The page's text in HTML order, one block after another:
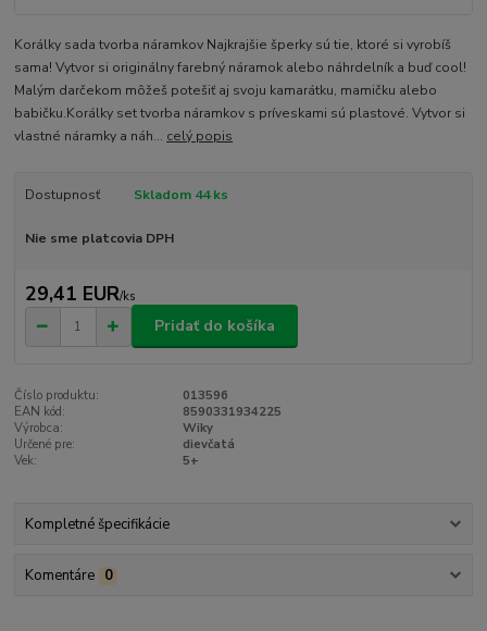
Korálky sada tvorba náramkov Najkrajšie šperky sú tie, ktoré si vyrobíš
sama! Vytvor si originálny farebný náramok alebo náhrdelník a buď cool!
Malým darčekom môžeš potešiť aj svoju kamarátku, mamičku alebo
babičku.Korálky set tvorba náramkov s príveskami sú plastové. Vytvor si
vlastné náramky a náh... celý popis
Dostupnosť Skladom 44 ks
Nie sme platcovia DPH
29,41 EUR/ks
Pridať do košíka
Číslo produktu:
013596
EAN kód:
8590331934225
Výrobca:
Wiky
Určené pre:
dievčatá
Vek:
5+
Kompletné špecifikácie
Komentáre 0